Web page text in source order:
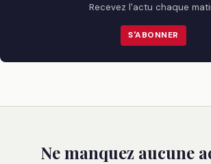
Recevez l'actu chaque
S'ABONNER
Ne manquez aucune